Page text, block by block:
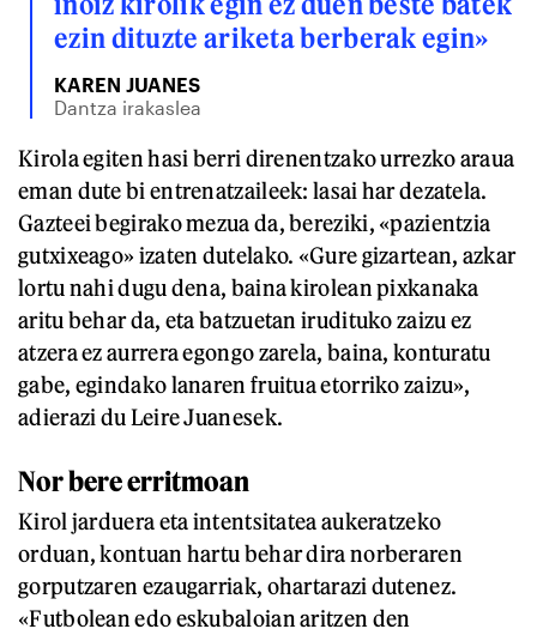
ezin dituzte ariketa berberak egin»
KAREN JUANES
Dantza irakaslea
Kirola egiten hasi berri direnentzako urrezko araua
eman dute bi entrenatzaileek: lasai har dezatela.
Gazteei begirako mezua da, bereziki, «pazientzia
gutxixeago» izaten dutelako. «Gure gizartean, azkar
lortu nahi dugu dena, baina kirolean pixkanaka
aritu behar da, eta batzuetan irudituko zaizu ez
atzera ez aurrera egongo zarela, baina, konturatu
gabe, egindako lanaren fruitua etorriko zaizu»,
adierazi du Leire Juanesek.
Nor bere erritmoan
Kirol jarduera eta intentsitatea aukeratzeko
orduan, kontuan hartu behar dira norberaren
gorputzaren ezaugarriak, ohartarazi dutenez.
«Futbolean edo eskubaloian aritzen den